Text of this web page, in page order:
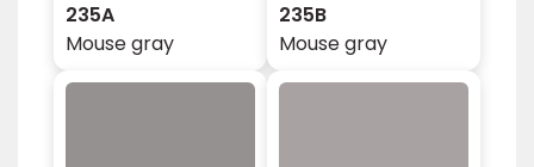
235A
Mouse gray
235B
Mouse gray